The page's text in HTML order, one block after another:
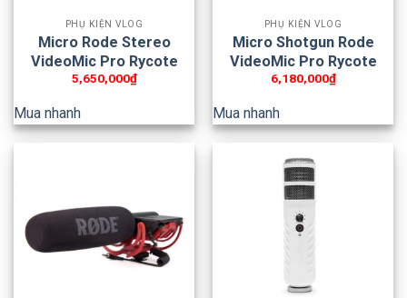
PHỤ KIỆN VLOG
Micro Rode Stereo
VideoMic Pro Rycote
5,650,000₫
Mua nhanh
PHỤ KIỆN VLOG
Micro Shotgun Rode
VideoMic Pro Rycote
6,180,000₫
Mua nhanh